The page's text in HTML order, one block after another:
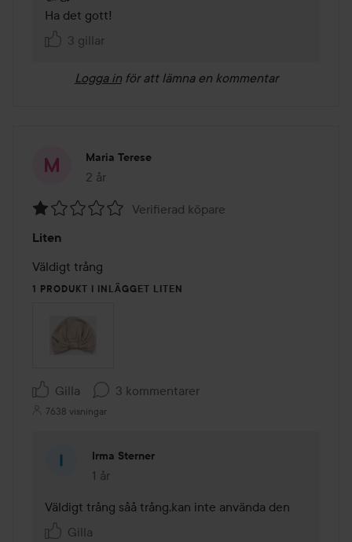
Ha det gott!
3 gillar
Logga in för att lämna en kommentar
Maria Terese
2 år
Inlägget skapades 2 år
1
av
5
Verifierad köpare
Liten
Väldigt trång
1 PRODUKT I INLÄGGET LITEN
Gilla 3 kommentarer
7638 visningar
Irma Sterner
1 år
Kommentaren lades 1 år
Väldigt trång såå trång,kan inte använda den
Gilla